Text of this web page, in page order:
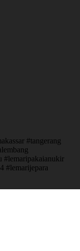
#tangerang
#lemaripakaianukir
#lemarijepara